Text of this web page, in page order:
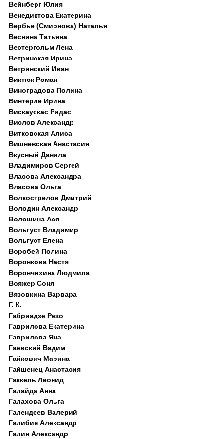
Вейнберг Юлия
Венедиктова Екатерина
Вербье (Смирнова) Наталья
Веснина Татьяна
Вестергольм Лена
Ветринская Ирина
Ветринский Иван
Виктюк Роман
Виноградова Полина
Винтерле Ирина
Вискаускас Ридас
Вислов Александр
Витковская Алиса
Вишневская Анастасия
Вкусный Данила
Владимиров Сергей
Власова Александра
Власова Ольга
Волкострелов Дмитрий
Володин Александр
Волошина Ася
Вольгуст Владимир
Вольгуст Елена
Воробей Полина
Воронкова Настя
Ворончихина Людмила
Вояжер Соня
Вязовкина Варвара
Г. К.
Габриадзе Резо
Гаврилова Екатерина
Гаврилова Яна
Гаевский Вадим
Гайкович Марина
Гайшенец Анастасия
Гаккель Леонид
Галайда Анна
Галахова Ольга
Галендеев Валерий
Галибин Александр
Галин Александр